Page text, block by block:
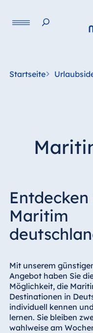
Startseite
Entdecken
Maritim
Mit unserem
Angebot haben Sie
Möglichkeit, die
Destinationen in
individuell kennen
lernen. Sie bleiben
wahlweise am